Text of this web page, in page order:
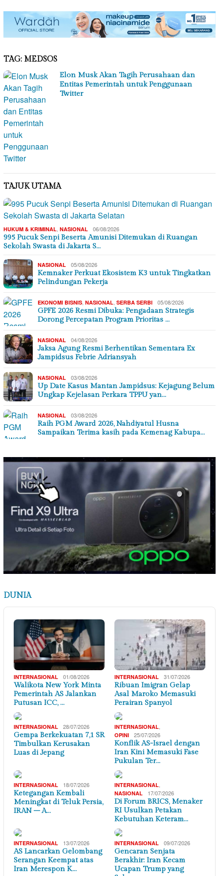
TAG: MEDSOS
Elon Musk Akan Tagih Perusahaan dan
Entitas Pemerintah untuk Penggunaan
Twitter
TAJUK UTAMA
HUKUM & KRIMINAL NASIONAL 06/08/2026
995 Pucuk Senpi Beserta Amunisi Ditemukan di Ruangan
Sekolah Swasta di Jakarta S…
NASIONAL 05/08/2026
Kemnaker Perkuat Ekosistem K3 untuk Tingkatkan
Pelindungan Pekerja
EKONOMI BISNIS NASIONAL SERBA SERBI 05/08/2026
GPFE 2026 Resmi Dibuka: Pengadaan Strategis
Dorong Percepatan Program Prioritas …
NASIONAL 04/08/2026
Jaksa Agung Resmi Berhentikan Sementara Ex
Jampidsus Febrie Adriansyah
NASIONAL 03/08/2026
Up Date Kasus Mantan Jampidsus: Kejagung Belum
Ungkap Kejelasan Perkara TPPU yan…
NASIONAL 03/08/2026
Raih PGM Award 2026, Nahdiyatul Husna
Sampaikan Terima kasih pada Kemenag Kabupa…
DUNIA
INTERNASIONAL 01/08/2026
Walikota New York Minta
Pemerintah AS Jalankan
Putusan ICC, …
INTERNASIONAL 31/07/2026
Ribuan Imigran Gelap
Asal Maroko Memasuki
Perairan Spanyol
INTERNASIONAL 28/07/2026
Gempa Berkekuatan 7,1 SR
Timbulkan Kerusakan
Luas di Jepang
INTERNASIONAL
OPINI 25/07/2026
Konflik AS-Israel dengan
Iran Kini Memasuki Fase
Pukulan Ter…
INTERNASIONAL 18/07/2026
Ketegangan Kembali
Meningkat di Teluk Persia,
IRAN – A…
INTERNASIONAL
NASIONAL 17/07/2026
Di Forum BRICS, Menaker
RI Usulkan Petakan
Kebutuhan Keteram…
INTERNASIONAL 13/07/2026
AS Lancarkan Gelombang
Serangan Keempat atas
Iran Merespon K…
INTERNASIONAL 09/07/2026
Gencaran Senjata
Berakhir: Iran Kecam
Ucapan Trump yang